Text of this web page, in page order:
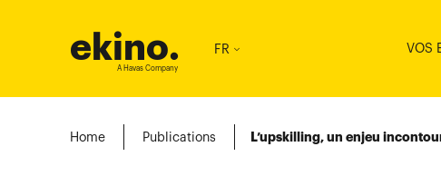
ekino.
A Havas Company
FR VOS
Home Publications L’upskilling, un enjeu